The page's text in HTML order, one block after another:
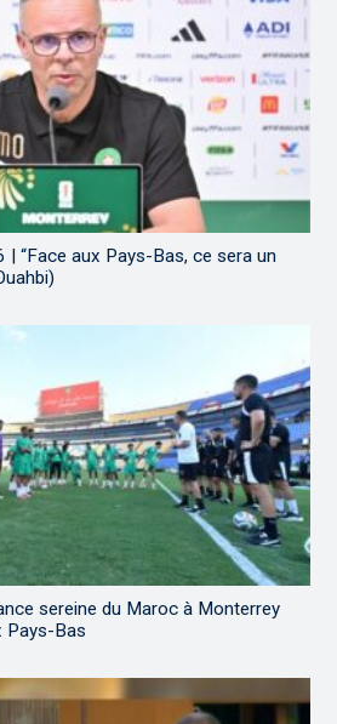
“Face aux Pays-Bas, ce sera un
sereine du Maroc à Monterrey
Pays-Bas